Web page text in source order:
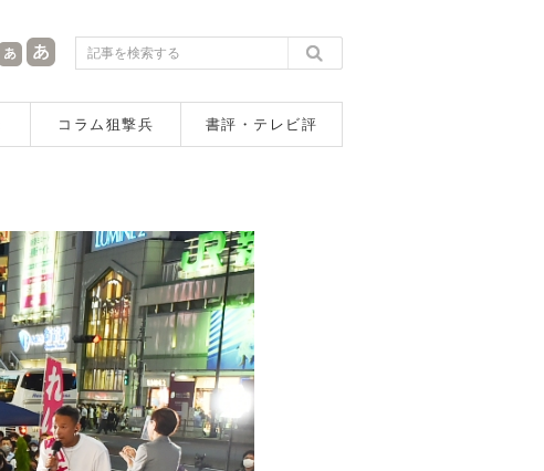
コラム狙撃兵 書評・テレビ評